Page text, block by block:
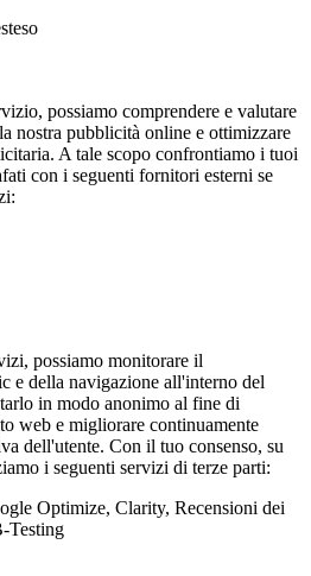
possiamo comprendere e valutare
nostra pubblicità online e ottimizzare
A tale scopo confrontiamo i tuoi
con i seguenti fornitori esterni se
possiamo monitorare il
e della navigazione all'interno del
in modo anonimo al fine di
web e migliorare continuamente
dell'utente. Con il tuo consenso, su
i seguenti servizi di terze parti:
Optimize, Clarity, Recensioni dei
Testing